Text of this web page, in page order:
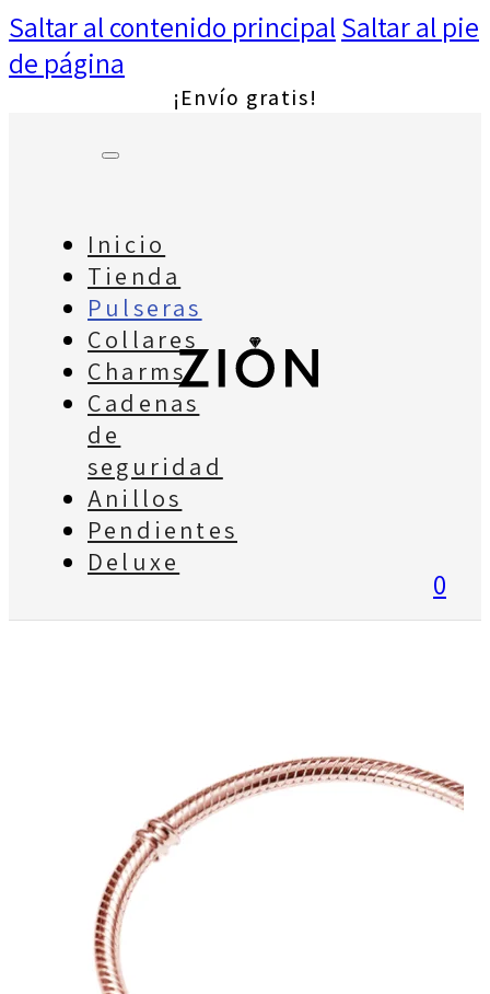
Saltar al contenido principalSaltar al pie
de página
¡Envío gratis!
Inicio
Tienda
Pulseras
Collares
Charms
Cadenas
de
seguridad
Anillos
Pendientes
Deluxe
0